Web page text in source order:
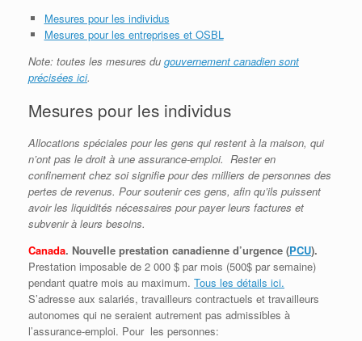
Mesures pour les individus
Mesures pour les entreprises et OSBL
Note: toutes les mesures du gouvernement canadien sont
précisées ici.
Mesures pour les individus
Allocations spéciales pour les gens qui restent à la maison, qui
n’ont pas le droit à une assurance-emploi. Rester en
confinement chez soi signifie pour des milliers de personnes des
pertes de revenus. Pour soutenir ces gens, afin qu’ils puissent
avoir les liquidités nécessaires pour payer leurs factures et
subvenir à leurs besoins.
Canada. Nouvelle prestation canadienne d’urgence (PCU).
Prestation imposable de 2 000 $ par mois (500$ par semaine)
pendant quatre mois au maximum. Tous les détails ici.
S’adresse aux salariés, travailleurs contractuels et travailleurs
autonomes qui ne seraient autrement pas admissibles à
l’assurance-emploi. Pour les personnes: